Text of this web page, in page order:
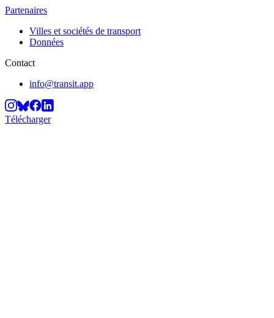
Partenaires
Villes et sociétés de transport
Données
Contact
info@transit.app
Télécharger